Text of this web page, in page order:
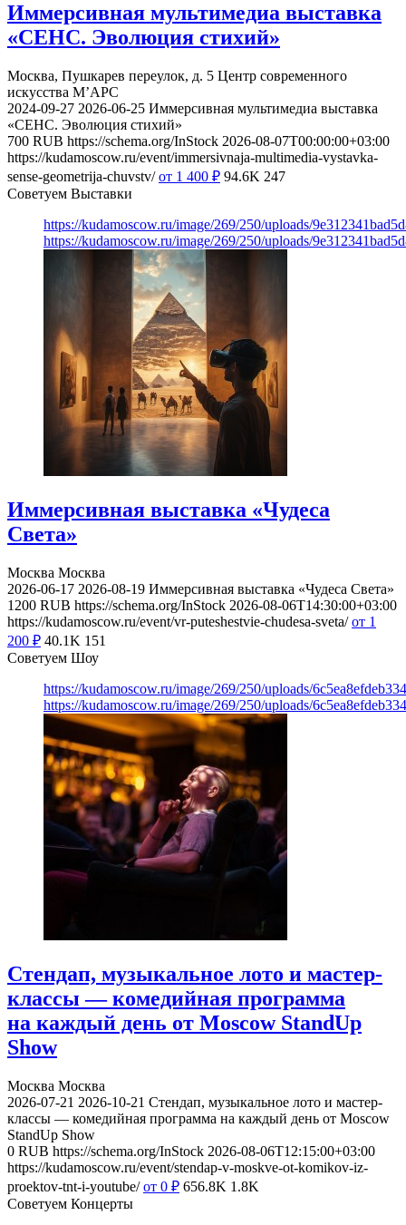
Иммерсивная мультимедиа выставка
«СЕНС. Эволюция стихий»
Москва, Пушкарев переулок, д. 5 Центр современного
искусства М’АРС
2024-09-27 2026-06-25 Иммерсивная мультимедиа выставка
«СЕНС. Эволюция стихий»
700 RUB https://schema.org/InStock 2026-08-07T00:00:00+03:00
https://kudamoscow.ru/event/immersivnaja-multimedia-vystavka-
sense-geometrija-chuvstv/ от 1 400 ₽ 94.6K 247
Советуем Выставки
https://kudamoscow.ru/image/269/250/uploads/
https://kudamoscow.ru/image/269/250/uploads/
Иммерсивная выставка «Чудеса
Света»
Москва Москва
2026-06-17 2026-08-19 Иммерсивная выставка «Чудеса Света»
1200 RUB https://schema.org/InStock 2026-08-06T14:30:00+03:00
https://kudamoscow.ru/event/vr-puteshestvie-chudesa-sveta/ от 1
200 ₽ 40.1K 151
Советуем Шоу
https://kudamoscow.ru/image/269/250/uploads/
https://kudamoscow.ru/image/269/250/uploads/
Стендап, музыкальное лото и мастер-
классы — комедийная программа
на каждый день от Moscow StandUp
Show
Москва Москва
2026-07-21 2026-10-21 Стендап, музыкальное лото и мастер-
классы — комедийная программа на каждый день от Moscow
StandUp Show
0 RUB https://schema.org/InStock 2026-08-06T12:15:00+03:00
https://kudamoscow.ru/event/stendap-v-moskve-ot-komikov-iz-
proektov-tnt-i-youtube/ от 0 ₽ 656.8K 1.8K
Советуем Концерты